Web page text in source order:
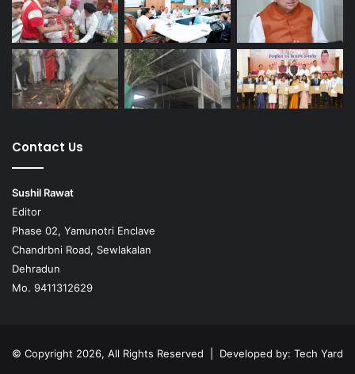
Contact Us
Sushil Rawat
Editor
Phase 02, Yamunotri Enclave
Chandrbni Road, Sewlakalan
Dehradun
Mo. 9411312629
© Copyright 2026, All Rights Reserved | Developed by: Tech Yard